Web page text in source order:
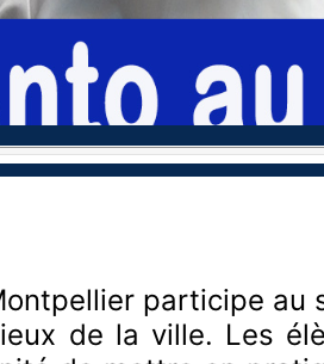
participe
de la ville. Les